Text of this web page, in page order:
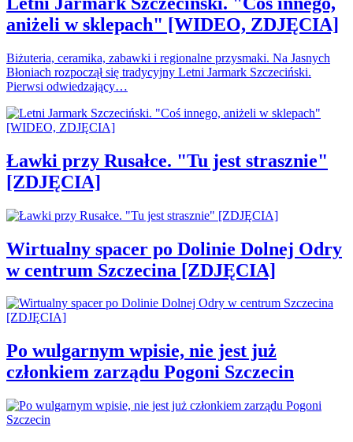
aniżeli w sklepach" [WIDEO, ZDJĘCIA]
Biżuteria, ceramika, zabawki i regionalne przysmaki. Na Jasnych
Błoniach rozpoczął się tradycyjny Letni Jarmark Szczeciński.
Pierwsi odwiedzający…
Ławki przy Rusałce. "Tu jest strasznie"
[ZDJĘCIA]
Wirtualny spacer po Dolinie Dolnej Odry
w centrum Szczecina [ZDJĘCIA]
Po wulgarnym wpisie, nie jest już
członkiem zarządu Pogoni Szczecin